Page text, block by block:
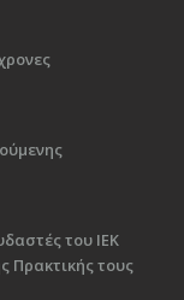
του ΙΕΚ
Πρακτικής τους